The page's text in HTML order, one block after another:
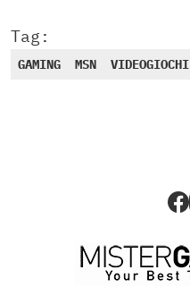
Tag:
GAMING MSN VIDEOGIOCHI